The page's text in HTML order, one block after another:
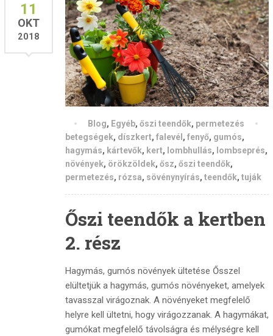
11
OKT
2018
Blog, Egyéb, őszi teendők, permetezés
betegségek, díszkert, falevél , fenyő, gumós,
hagymás, kártevők, kert, lombhullás, lombseprés,
növények, örökzöldek, ősz, őszi teendők,
permetezés, rózsa, sövénynyírás, teendők, tuják
Őszi teendők a kertben
2. rész
Hagymás, gumós növények ültetése Ősszel
elültetjük a hagymás, gumós növényeket, amelyek
tavasszal virágoznak. A növényeket megfelelő
helyre kell ültetni, hogy virágozzanak. A hagymákat,
gumókat megfelelő távolságra és mélységre kell